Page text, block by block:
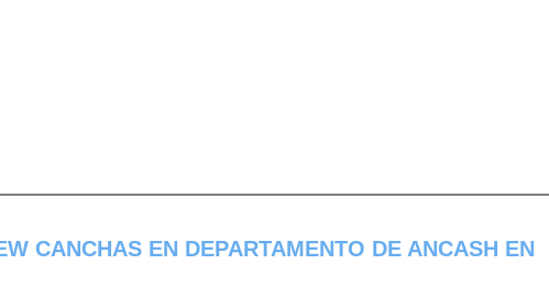
CANCHAS EN DEPARTAMENTO DE ANCASH EN